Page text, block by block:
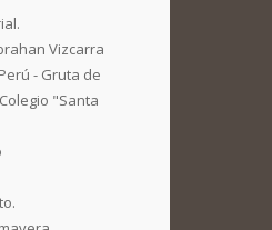
Vizcarra
- Gruta de
"Santa